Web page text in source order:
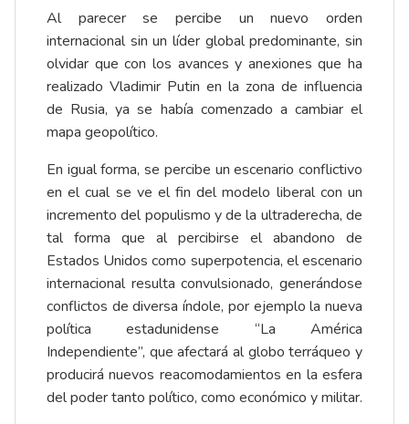
Al parecer se percibe un nuevo orden
internacional sin un líder global predominante, sin
olvidar que con los avances y anexiones que ha
realizado Vladimir Putin en la zona de influencia
de Rusia, ya se había comenzado a cambiar el
mapa geopolítico.
En igual forma, se percibe un escenario conflictivo
en el cual se ve el fin del modelo liberal con un
incremento del populismo y de la ultraderecha, de
tal forma que al percibirse el abandono de
Estados Unidos como superpotencia, el escenario
internacional resulta convulsionado, generándose
conflictos de diversa índole, por ejemplo la nueva
política estadunidense “La América
Independiente”, que afectará al globo terráqueo y
producirá nuevos reacomodamientos en la esfera
del poder tanto político, como económico y militar.